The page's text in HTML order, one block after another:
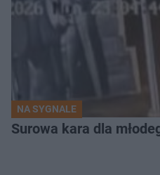
NA SYGNALE
Surowa kara dla